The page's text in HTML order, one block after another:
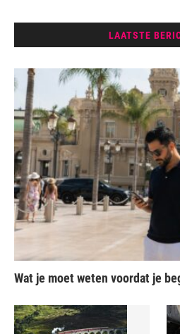
LAATSTE
Wat je moet weten voordat je